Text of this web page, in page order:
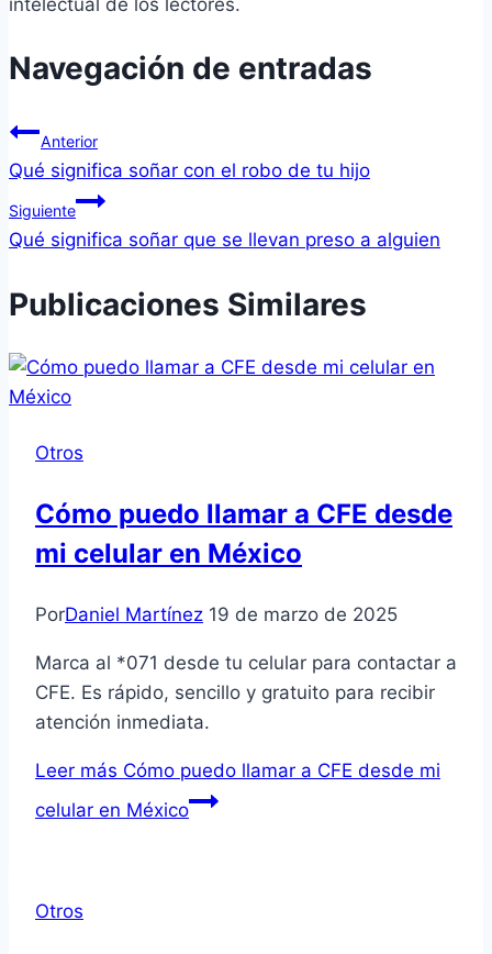
Navegación de entradas
Anterior
Qué significa soñar con el robo de tu hijo
Siguiente
Qué significa soñar que se llevan preso a alguien
Publicaciones Similares
Otros
Cómo puedo llamar a CFE desde
mi celular en México
PorDaniel Martínez 19 de marzo de 2025
Marca al *071 desde tu celular para contactar a
CFE. Es rápido, sencillo y gratuito para recibir
atención inmediata.
Leer más Cómo puedo llamar a CFE desde mi
celular en México
Otros